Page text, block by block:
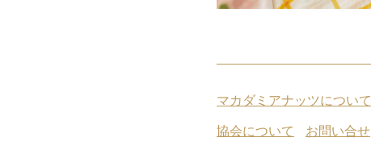
マカダミアナッツについて
協会について
お問い合せ